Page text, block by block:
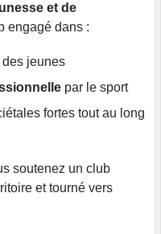
et de
engagé dans :
des jeunes
par le sport
fortes tout au long
soutenez un club
et tourné vers